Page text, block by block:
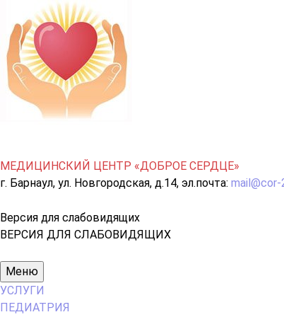
МЕДИЦИНСКИЙ ЦЕНТР «ДОБРОЕ СЕРДЦЕ»
г. Барнаул, ул. Новгородская, д.14, эл.почта: mail@cor-
Версия для слабовидящих
ВЕРСИЯ ДЛЯ СЛАБОВИДЯЩИХ
Основное
меню
Меню
УСЛУГИ
ПЕДИАТРИЯ